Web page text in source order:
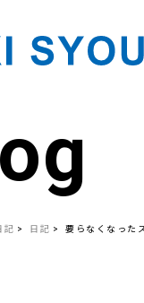
記 日記 要らなくなった